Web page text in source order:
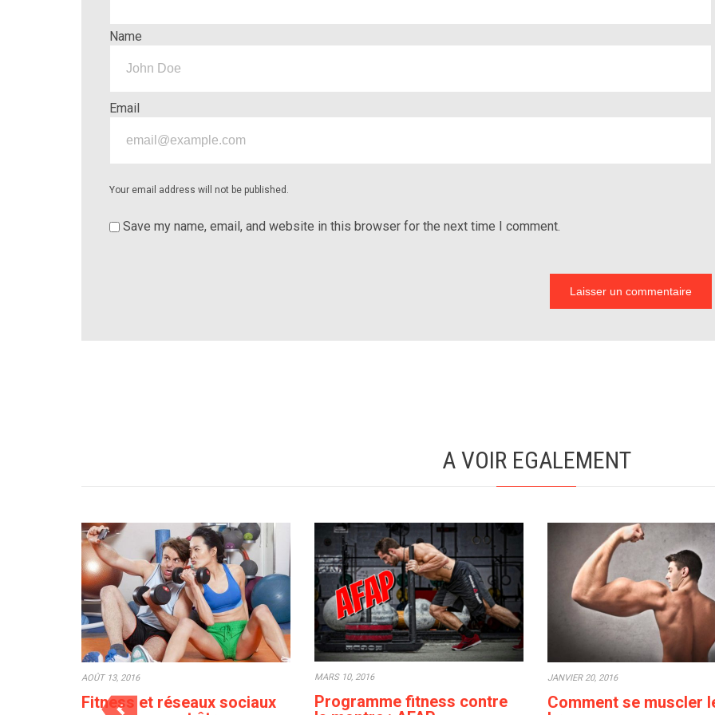
Name
Email
Your email address will not be published.
Save my name, email, and website in this browser for the next time I comment.
A VOIR EGALEMENT
AOÛT 13, 2016
Fitness et réseaux sociaux
MARS 10, 2016
Programme fitness contre
JANVIER 20, 2016
Comment se muscler